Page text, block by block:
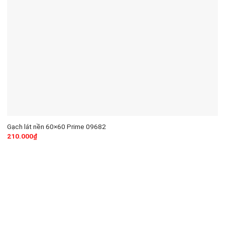
Gạch lát nền 60×60 Prime 09682
210.000₫